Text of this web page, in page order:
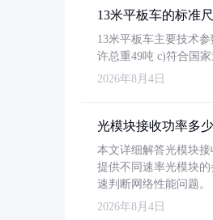
13米平板车的标准
13米平板车主要技术
许总重49吨 c)符合国
2026年8月4日
光模块接收功率多
本文详细解答光模块
提供不同速率光模块
速判断网络性能问题。
2026年8月4日